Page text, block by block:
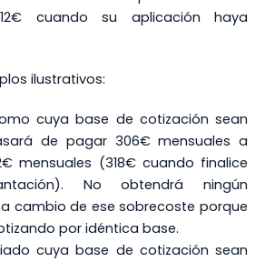
cuando su aplicación haya
ilustrativos:
cuya base de cotización sean
de pagar 306€ mensuales a
mensuales (318€ cuando finalice
No obtendrá ningún
cambio de ese sobrecoste porque
por idéntica base.
cuya base de cotización sean